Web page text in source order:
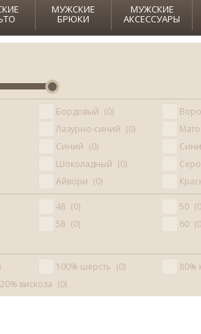
МУЖСКИЕ
БРЮКИ
МУЖСКИЕ
АКСЕССУАРЫ
Бордовый 0
Лазурно-синий 0
Синий 0
Шоколадный 0
Айвори 0
48 0 50 0
58 0 60 0
100% шерсть 0 80%
вискоза 0